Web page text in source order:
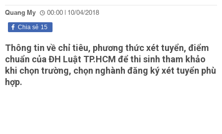
Quang My 00:00 | 10/04/2018
15
Chia sẻ
Thông tin về chỉ tiêu, phương thức xét tuyển, điểm
chuẩn của ĐH Luật TP.HCM để thi sinh tham khảo
khi chọn trường, chọn nghành đăng ký xét tuyển phù
hợp.